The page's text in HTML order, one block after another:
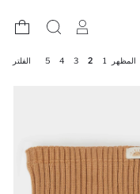
المظهر 1
2
3
4
5 الفلتر